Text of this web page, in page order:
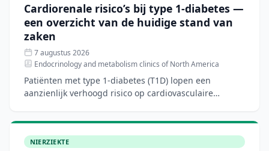
Cardiorenale risico’s bij type 1-diabetes —
een overzicht van de huidige stand van
zaken
7 augustus 2026
Endocrinology and metabolism clinics of North America
Patiënten met type 1-diabetes (T1D) lopen een
aanzienlijk verhoogd risico op cardiovasculaire
NIERZIEKTE